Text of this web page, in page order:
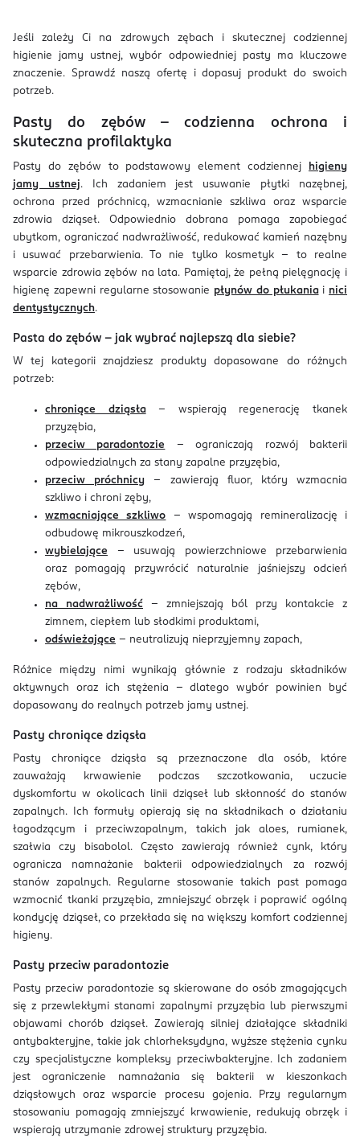
Jeśli zależy Ci na zdrowych zębach i skutecznej codziennej
higienie jamy ustnej, wybór odpowiedniej pasty ma kluczowe
znaczenie. Sprawdź naszą ofertę i dopasuj produkt do swoich
potrzeb.
Pasty do zębów – codzienna ochrona i
skuteczna profilaktyka
Pasty do zębów to podstawowy element codziennej
higieny
jamy ustnej. Ich zadaniem jest usuwanie płytki nazębnej,
ochrona przed próchnicą, wzmacnianie szkliwa oraz wsparcie
zdrowia dziąseł. Odpowiednio dobrana pomaga zapobiegać
ubytkom, ograniczać nadwrażliwość, redukować kamień nazębny
i usuwać przebarwienia. To nie tylko kosmetyk – to realne
wsparcie zdrowia zębów na lata. Pamiętaj, że pełną pielęgnację i
higienę zapewni regularne stosowanie płynów do płukaniai nici
dentystycznych.
Pasta do zębów – jak wybrać najlepszą dla siebie?
W tej kategorii znajdziesz produkty dopasowane do różnych
potrzeb:
chroniące dziąsła– wspierają regenerację tkanek
przyzębia,
przeciw paradontozie
– ograniczają rozwój bakterii
odpowiedzialnych za stany zapalne przyzębia,
przeciw próchnicy – zawierają fluor, który wzmacnia
szkliwo i chroni zęby,
wzmacniające szkliwo – wspomagają remineralizację i
odbudowę mikrouszkodzeń,
wybielające – usuwają powierzchniowe przebarwienia
oraz pomagają przywrócić naturalnie jaśniejszy odcień
zębów,
na nadwrażliwość – zmniejszają ból przy kontakcie z
zimnem, ciepłem lub słodkimi produktami,
odświeżające – neutralizują nieprzyjemny zapach,
Różnice między nimi wynikają głównie z rodzaju składników
aktywnych oraz ich stężenia – dlatego wybór powinien być
dopasowany do realnych potrzeb jamy ustnej.
Pasty chroniące dziąsła
Pasty chroniące dziąsła są przeznaczone dla osób, które
zauważają krwawienie podczas szczotkowania, uczucie
dyskomfortu w okolicach linii dziąseł lub skłonność do stanów
zapalnych. Ich formuły opierają się na składnikach o działaniu
łagodzącym i przeciwzapalnym, takich jak aloes, rumianek,
szałwia czy bisabolol. Często zawierają również cynk, który
ogranicza namnażanie bakterii odpowiedzialnych za rozwój
stanów zapalnych. Regularne stosowanie takich past pomaga
wzmocnić tkanki przyzębia, zmniejszyć obrzęk i poprawić ogólną
kondycję dziąseł, co przekłada się na większy komfort codziennej
higieny.
Pasty przeciw paradontozie
Pasty przeciw paradontozie są skierowane do osób zmagających
się z przewlekłymi stanami zapalnymi przyzębia lub pierwszymi
objawami chorób dziąseł. Zawierają silniej działające składniki
antybakteryjne, takie jak chlorheksydyna, wyższe stężenia cynku
czy specjalistyczne kompleksy przeciwbakteryjne. Ich zadaniem
jest ograniczenie namnażania się bakterii w kieszonkach
dziąsłowych oraz wsparcie procesu gojenia. Przy regularnym
stosowaniu pomagają zmniejszyć krwawienie, redukują obrzęk i
wspierają utrzymanie zdrowej struktury przyzębia.